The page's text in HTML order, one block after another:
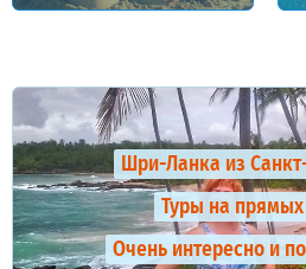
Шри-Ланка из
Туры на прямых
Очень интересно и